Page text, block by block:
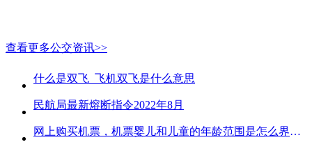
查看更多公交资讯>>
什么是双飞_飞机双飞是什么意思
民航局最新熔断指令2022年8月
网上购买机票，机票婴儿和儿童的年龄范围是怎么界定的？